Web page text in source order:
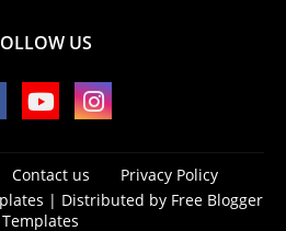
US
Contact us
Privacy Policy
| Distributed by Free Blogger
Templates